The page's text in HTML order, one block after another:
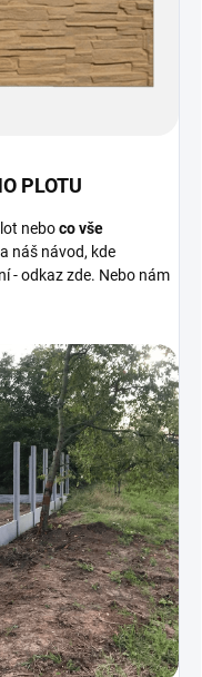
PLOTU
neboco vše
náš návod, kde
- odkaz zde. Nebo nám